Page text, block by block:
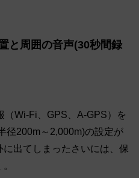
と周囲の音声(30秒間録
（Wi-Fi、GPS、A-GPS）を
径200m～2,000m)の設定が
出てしまったさいには、保